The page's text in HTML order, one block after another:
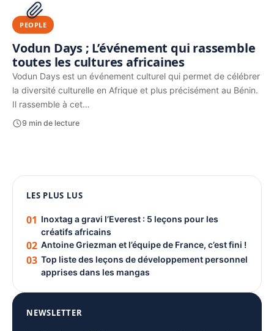
PUBLICITÉ
PEOPLE
Vodun Days ; L’événement qui rassemble
toutes les cultures africaines
Vodun Days est un événement culturel qui permet de célébrer
la diversité culturelle en Afrique et plus précisément au Bénin.
Il rassemble à cet…
9 min de lecture
PUBLICITÉ
LES PLUS LUS
01 Inoxtag a gravi l’Everest : 5 leçons pour les
créatifs africains
02 Antoine Griezman et l’équipe de France, c’est fini !
03 Top liste des leçons de développement personnel
apprises dans les mangas
NEWSLETTER